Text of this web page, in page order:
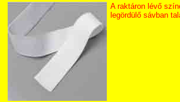
A raktáron lévő
legördülő sávban